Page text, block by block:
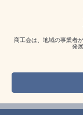
商工会は、地域の事業者
発